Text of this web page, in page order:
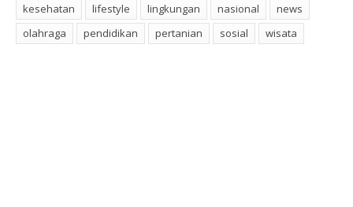
kesehatan lifestyle lingkungan nasional
news
olahraga
pendidikan pertanian sosial wisata